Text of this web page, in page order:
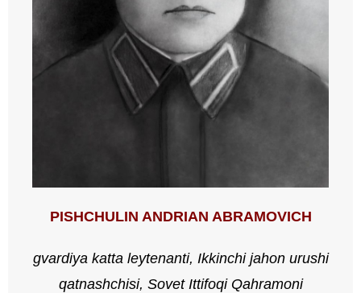
PISHCHULIN ANDRIAN ABRAMOVICH
gvardiya katta leytenanti, Ikkinchi jahon urushi
qatnashchisi, Sovet Ittifoqi Qahramoni